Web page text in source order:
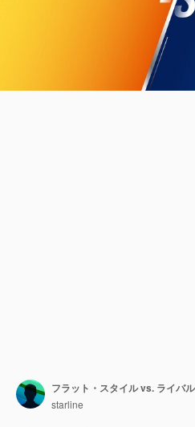
フラット・スタイル vs. ライバ
starline